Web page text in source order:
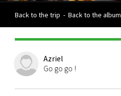
Back to the trip - Back to the album
Azriel
Go go go !